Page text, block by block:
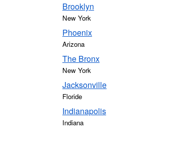
Brooklyn
New York
Phoenix
Arizona
The Bronx
New York
Jacksonville
Floride
Indianapolis
Indiana